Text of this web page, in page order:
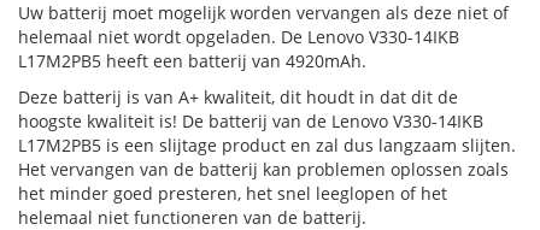
Uw batterij moet mogelijk worden vervangen als deze niet of
helemaal niet wordt opgeladen. De Lenovo V330-14IKB
L17M2PB5 heeft een batterij van 4920mAh.
Deze batterij is van A+ kwaliteit, dit houdt in dat dit de
hoogste kwaliteit is! De batterij van de Lenovo V330-14IKB
L17M2PB5 is een slijtage product en zal dus langzaam slijten.
Het vervangen van de batterij kan problemen oplossen zoals
het minder goed presteren, het snel leeglopen of het
helemaal niet functioneren van de batterij.